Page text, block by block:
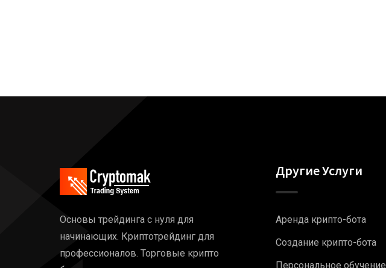
Основы трейдинга с нуля для
начинающих. Криптотрейдинг для
профессионалов. Торговые крипто
Другие Услуги
Аренда крипто-бота
Создание крипто-бота
Персональное обучение